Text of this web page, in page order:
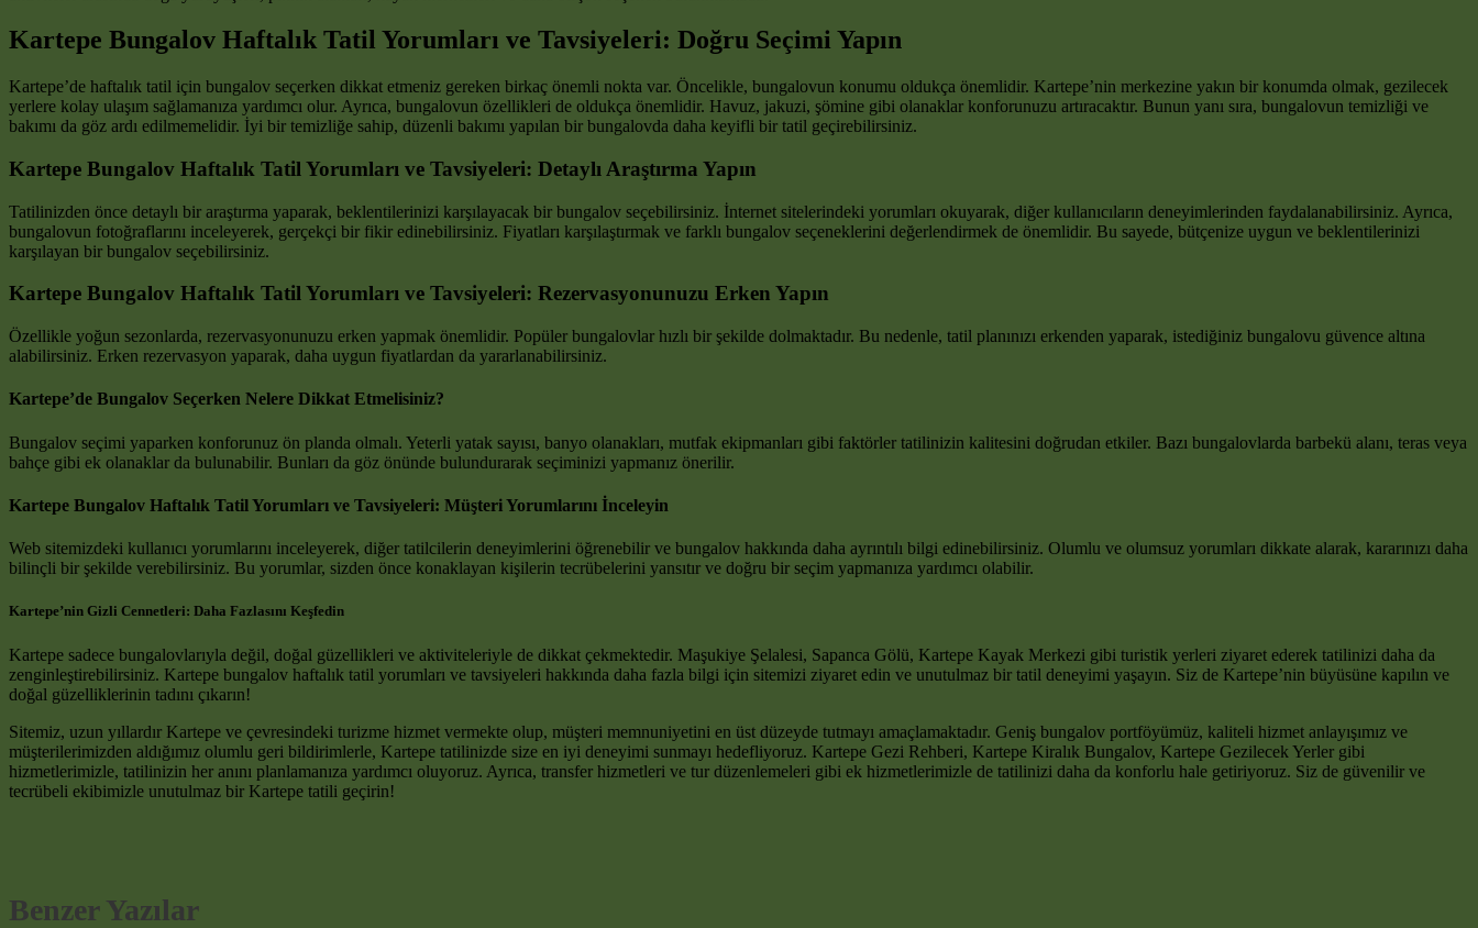
Kartepe Bungalov Haftalık Tatil Yorumları ve Tavsiyeleri: Doğru Seçimi Yapın
Kartepe’de haftalık tatil için bungalov seçerken dikkat etmeniz gereken birkaç önemli nokta var. Öncelikle, bungalovun konumu oldukça önemlidir. Kartepe’nin merkezine yakın bir konumda olmak, gezilecek
yerlere kolay ulaşım sağlamanıza yardımcı olur. Ayrıca, bungalovun özellikleri de oldukça önemlidir. Havuz, jakuzi, şömine gibi olanaklar konforunuzu artıracaktır. Bunun yanı sıra, bungalovun temizliği ve
bakımı da göz ardı edilmemelidir. İyi bir temizliğe sahip, düzenli bakımı yapılan bir bungalovda daha keyifli bir tatil geçirebilirsiniz.
Kartepe Bungalov Haftalık Tatil Yorumları ve Tavsiyeleri: Detaylı Araştırma Yapın
Tatilinizden önce detaylı bir araştırma yaparak, beklentilerinizi karşılayacak bir bungalov seçebilirsiniz. İnternet sitelerindeki yorumları okuyarak, diğer kullanıcıların deneyimlerinden faydalanabilirsiniz. Ayrıca,
bungalovun fotoğraflarını inceleyerek, gerçekçi bir fikir edinebilirsiniz. Fiyatları karşılaştırmak ve farklı bungalov seçeneklerini değerlendirmek de önemlidir. Bu sayede, bütçenize uygun ve beklentilerinizi
karşılayan bir bungalov seçebilirsiniz.
Kartepe Bungalov Haftalık Tatil Yorumları ve Tavsiyeleri: Rezervasyonunuzu Erken Yapın
Özellikle yoğun sezonlarda, rezervasyonunuzu erken yapmak önemlidir. Popüler bungalovlar hızlı bir şekilde dolmaktadır. Bu nedenle, tatil planınızı erkenden yaparak, istediğiniz bungalovu güvence altına
alabilirsiniz. Erken rezervasyon yaparak, daha uygun fiyatlardan da yararlanabilirsiniz.
Kartepe’de Bungalov Seçerken Nelere Dikkat Etmelisiniz?
Bungalov seçimi yaparken konforunuz ön planda olmalı. Yeterli yatak sayısı, banyo olanakları, mutfak ekipmanları gibi faktörler tatilinizin kalitesini doğrudan etkiler. Bazı bungalovlarda barbekü alanı, teras veya
bahçe gibi ek olanaklar da bulunabilir. Bunları da göz önünde bulundurarak seçiminizi yapmanız önerilir.
Kartepe Bungalov Haftalık Tatil Yorumları ve Tavsiyeleri: Müşteri Yorumlarını İnceleyin
Web sitemizdeki kullanıcı yorumlarını inceleyerek, diğer tatilcilerin deneyimlerini öğrenebilir ve bungalov hakkında daha ayrıntılı bilgi edinebilirsiniz. Olumlu ve olumsuz yorumları dikkate alarak, kararınızı daha
bilinçli bir şekilde verebilirsiniz. Bu yorumlar, sizden önce konaklayan kişilerin tecrübelerini yansıtır ve doğru bir seçim yapmanıza yardımcı olabilir.
Kartepe’nin Gizli Cennetleri: Daha Fazlasını Keşfedin
Kartepe sadece bungalovlarıyla değil, doğal güzellikleri ve aktiviteleriyle de dikkat çekmektedir. Maşukiye Şelalesi, Sapanca Gölü, Kartepe Kayak Merkezi gibi turistik yerleri ziyaret ederek tatilinizi daha da
zenginleştirebilirsiniz. Kartepe bungalov haftalık tatil yorumları ve tavsiyeleri hakkında daha fazla bilgi için sitemizi ziyaret edin ve unutulmaz bir tatil deneyimi yaşayın. Siz de Kartepe’nin büyüsüne kapılın ve
doğal güzelliklerinin tadını çıkarın!
Sitemiz, uzun yıllardır Kartepe ve çevresindeki turizme hizmet vermekte olup, müşteri memnuniyetini en üst düzeyde tutmayı amaçlamaktadır. Geniş bungalov portföyümüz, kaliteli hizmet anlayışımız ve
müşterilerimizden aldığımız olumlu geri bildirimlerle, Kartepe tatilinizde size en iyi deneyimi sunmayı hedefliyoruz. Kartepe Gezi Rehberi, Kartepe Kiralık Bungalov, Kartepe Gezilecek Yerler gibi
hizmetlerimizle, tatilinizin her anını planlamanıza yardımcı oluyoruz. Ayrıca, transfer hizmetleri ve tur düzenlemeleri gibi ek hizmetlerimizle de tatilinizi daha da konforlu hale getiriyoruz. Siz de güvenilir ve
tecrübeli ekibimizle unutulmaz bir Kartepe tatili geçirin!
Benzer Yazılar